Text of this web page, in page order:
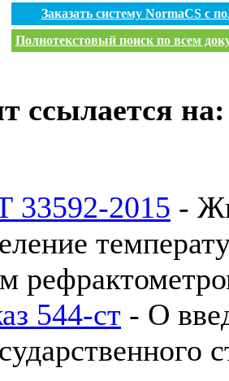
Заказать систему NormaCS с
Полнотекстовый поиск по всем
ссылается на:
33592-2015 -
544-ст - О